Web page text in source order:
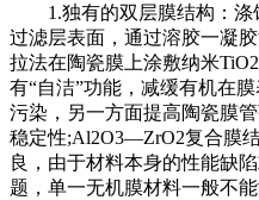
1.独有的双层膜结构：
过滤层表面，通过溶胶一凝
拉法在陶瓷膜上涂敷纳米
有“自洁”功能，减缓有机在
污染，另一方面提高陶瓷膜
稳定性;Al2O3—ZrO2复合膜
良，由于材料本身的性能缺
题，单一无机膜材料一般不